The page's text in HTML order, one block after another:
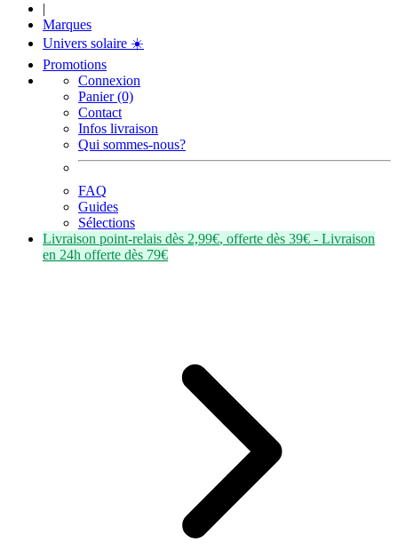
|
Marques
Univers solaire ☀️
Promotions
Connexion
Panier (0)
Contact
Infos livraison
Qui sommes-nous?
FAQ
Guides
Sélections
Livraison point-relais dès 2,99€, offerte dès 39€ - Livraison
en 24h offerte dès 79€